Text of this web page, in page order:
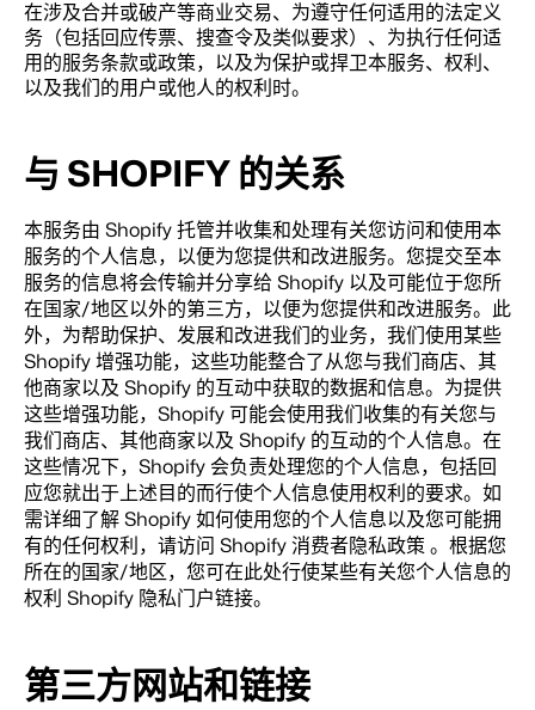
在涉及合并或破产等商业交易、为遵守任何适用的法定义
务（包括回应传票、搜查令及类似要求）、为执行任何适
用的服务条款或政策，以及为保护或捍卫本服务、权利、
以及我们的用户或他人的权利时。
与 SHOPIFY 的关系
本服务由 Shopify 托管并收集和处理有关您访问和使用本
服务的个人信息，以便为您提供和改进服务。您提交至本
服务的信息将会传输并分享给 Shopify 以及可能位于您所
在国家/地区以外的第三方，以便为您提供和改进服务。此
外，为帮助保护、发展和改进我们的业务，我们使用某些
Shopify 增强功能，这些功能整合了从您与我们商店、其
他商家以及 Shopify 的互动中获取的数据和信息。为提供
这些增强功能，Shopify 可能会使用我们收集的有关您与
我们商店、其他商家以及 Shopify 的互动的个人信息。在
这些情况下，Shopify 会负责处理您的个人信息，包括回
应您就出于上述目的而行使个人信息使用权利的要求。如
需详细了解 Shopify 如何使用您的个人信息以及您可能拥
有的任何权利，请访问 Shopify 消费者隐私政策 。根据您
所在的国家/地区，您可在此处行使某些有关您个人信息的
权利 Shopify 隐私门户链接。
第三方网站和链接